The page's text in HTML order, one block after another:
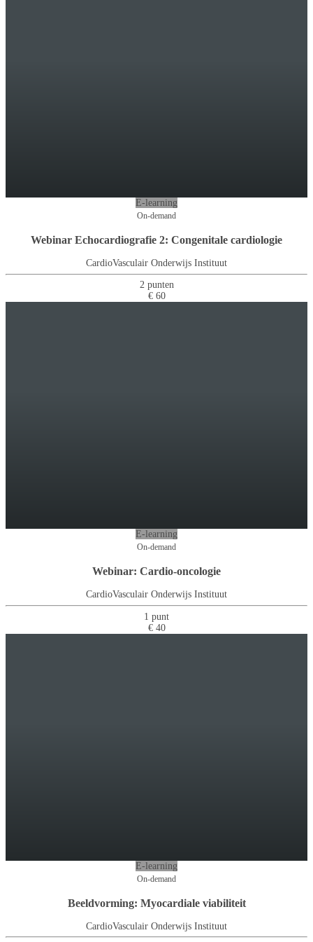
E-learning
On-demand
Webinar Echocardiografie 2: Congenitale cardiologie
CardioVasculair Onderwijs Instituut
2 punten
€ 60
E-learning
On-demand
Webinar: Cardio-oncologie
CardioVasculair Onderwijs Instituut
1 punt
€ 40
E-learning
On-demand
Beeldvorming: Myocardiale viabiliteit
CardioVasculair Onderwijs Instituut